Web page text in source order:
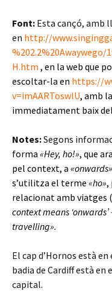
Font: Esta cançó, amb
en http://
%202.2%20Awaywego/
H.htm , en la web que
escoltar-la en https://
v=imAARToswlU, amb
immediatament baix
Notes:Segons
forma «Hey, ho!», que
pel context, a «onwards»
s’utilitza el terme «ho»,
relacionat amb viatges (
context means
travelling».
El cap d’Hornos està
badia de Cardiff està en
capital.